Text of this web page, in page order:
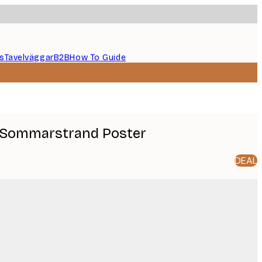
TavelväggarB2BHow To Guide
Poster
DEAL